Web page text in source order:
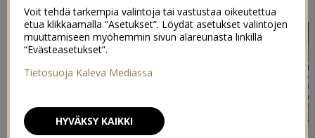
Voit tehdä tarkempia valintoja tai vastustaa oikeutettua
etua klikkaamalla “Asetukset”. Löydät asetukset valintojen
muuttamiseen myöhemmin sivun alareunasta linkillä
“Evästeasetukset”.
Tietosuoja Kaleva Mediassa
HYVÄKSY KAIKKI